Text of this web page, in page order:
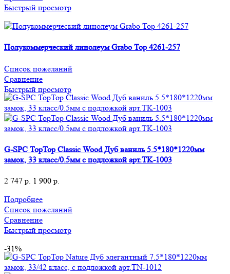
Быстрый просмотр
Полукоммерческий линолеум Grabo Top 4261-257
Список пожеланий
Сравнение
Быстрый просмотр
G-SPC TopTop Сlassic Wood Дуб ваниль 5.5*180*1220мм
замок, 33 класс/0.5мм с подложкой арт.TK-1003
2 747 р. 1 900 р.
Подробнее
Список пожеланий
Сравнение
Быстрый просмотр
-31%